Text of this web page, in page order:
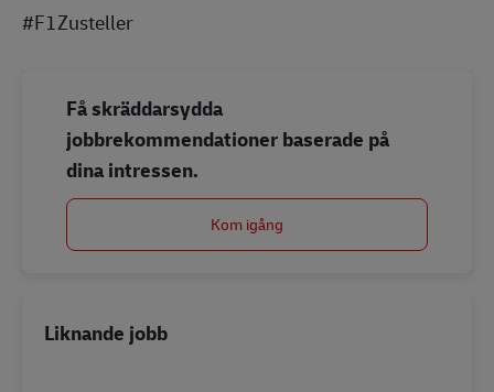
#F1Zusteller
Få skräddarsydda
jobbrekommendationer baserade på
dina intressen.
Kom igång
Liknande jobb